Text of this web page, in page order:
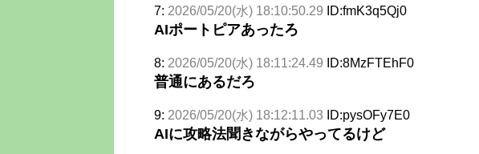
7: 2026/05/20(水) 18:10:50.29 ID:fmK3q5Qj0
AIポートピアあったろ
8: 2026/05/20(水) 18:11:24.49 ID:8MzFTEhF0
普通にあるだろ
9: 2026/05/20(水) 18:12:11.03 ID:pysOFy7E0
AIに攻略法聞きながらやってるけど